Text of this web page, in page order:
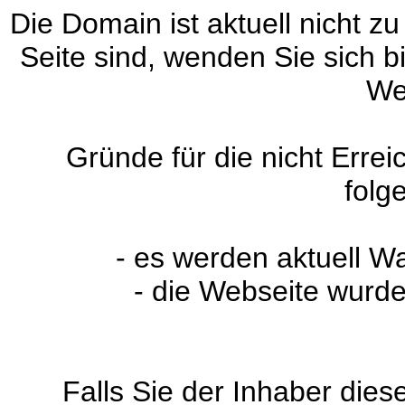
Die Domain ist aktuell nicht
Seite sind, wenden Sie sich
Gründe für die nicht
- es werden aktuell
- die Webseite
Falls Sie der Inhaber